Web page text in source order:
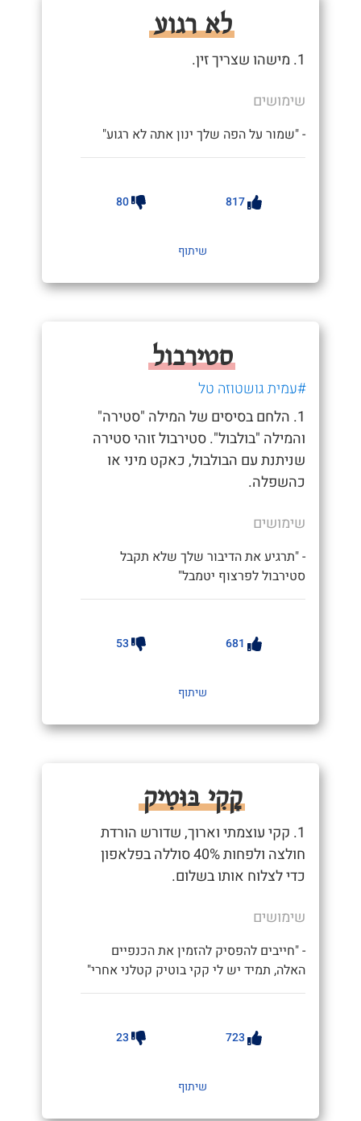
לא רגוע
1. מישהו שצריך זין.
שימושים
- "שמור על הפה שלך ינון אתה לא רגוע"
817
80
שיתוף
סטירבול
#עמית גושטוזה טל
1. הלחם בסיסים של המילה "סטירה"
והמילה "בולבול". סטירבול זוהי סטירה
שניתנת עם הבולבול, כאקט מיני או
כהשפלה.
שימושים
- "תרגיע את הדיבור שלך שלא תקבל
סטירבול לפרצוף יטמבל"
681
53
שיתוף
קָקִי בּוּטִיק
1. קקי עוצמתי וארוך, שדורש הורדת
חולצה ולפחות 40% סוללה בפלאפון
כדי לצלוח אותו בשלום.
שימושים
- "חייבים להפסיק להזמין את הכנפיים
האלה, תמיד יש לי קקי בוטיק קטלני אחרי"
723
23
שיתוף